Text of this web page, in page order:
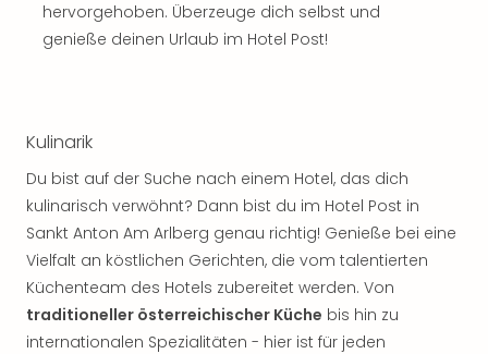
hervorgehoben. Überzeuge dich selbst und
genieße deinen Urlaub im Hotel Post!
Kulinarik
Du bist auf der Suche nach einem Hotel, das dich
kulinarisch verwöhnt? Dann bist du im Hotel Post in
Sankt Anton Am Arlberg genau richtig! Genieße bei eine
Vielfalt an köstlichen Gerichten, die vom talentierten
Küchenteam des Hotels zubereitet werden. Von
traditioneller österreichischer Küche bis hin zu
internationalen Spezialitäten - hier ist für jeden